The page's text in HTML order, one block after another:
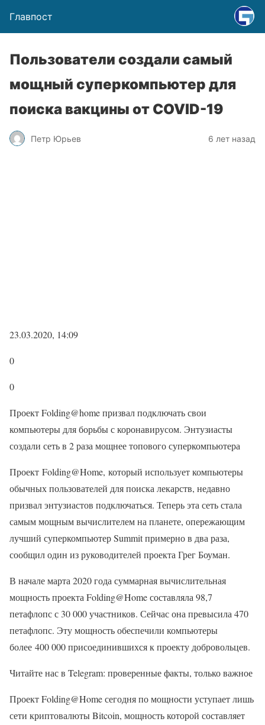
Главпост
Пользователи создали самый
мощный суперкомпьютер для
поиска вакцины от COVID-19
Петр Юрьев 6 лет назад
23.03.2020, 14:09
0
0
Проект Folding@home призвал подключать свои
компьютеры для борьбы с коронавирусом. Энтузиасты
создали сеть в 2 раза мощнее топового суперкомпьютера
Проект Folding@Home, который использует компьютеры
обычных пользователей для поиска лекарств, недавно
призвал энтузиастов подключаться. Теперь эта сеть стала
самым мощным вычислителем на планете, опережающим
лучший суперкомпьютер Summit примерно в два раза,
сообщил один из руководителей проекта Грег Боуман.
В начале марта 2020 года суммарная вычислительная
мощность проекта Folding@Home составляла 98,7
петафлопс с 30 000 участников. Сейчас она превысила 470
петафлопс. Эту мощность обеспечили компьютеры
более 400 000 присоединившихся к проекту добровольцев.
Читайте нас в Telegram: проверенные факты, только важное
Проект Folding@Home сегодня по мощности уступает лишь
сети криптовалюты Bitcoin, мощность которой составляет